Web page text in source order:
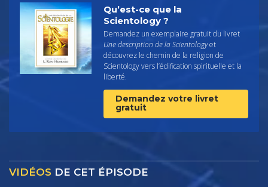
Qu’est-ce que la
Scientology ?
Demandez un exemplaire gratuit du livret
Une description de la Scientologyet
découvrez le chemin de la religion de
Scientology vers l’édification spirituelle et la
liberté.
Demandez votre livret
gratuit
VIDÉOS DE CET ÉPISODE